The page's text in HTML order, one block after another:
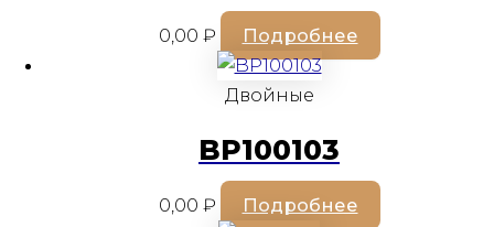
0,00 ₽ Подробнее
Двойные
BP100103
0,00 ₽ Подробнее